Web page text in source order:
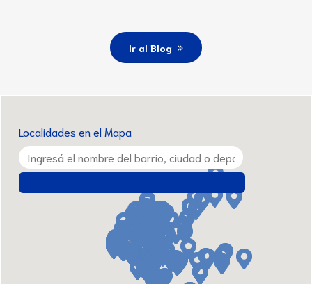
Ir al Blog
Localidades en el Mapa